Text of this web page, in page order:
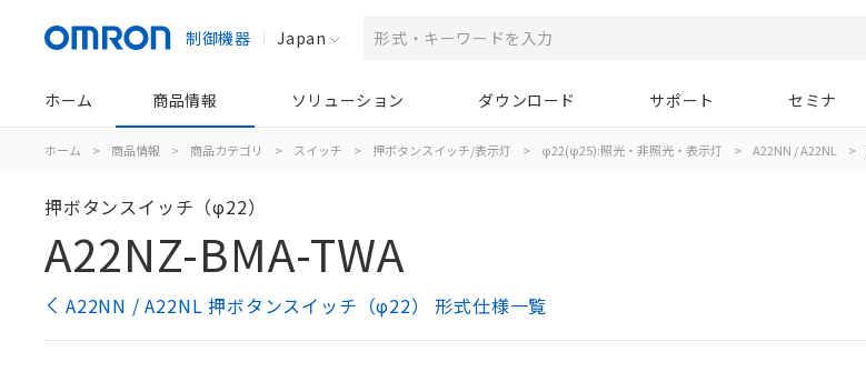
制御機器 Japan
ホーム 商品情報 ソリューション ダウンロード サポート セミナ
ホーム > 商品情報 > 商品カテゴリ > スイッチ > 押ボタンスイッチ/表示灯 > φ22(φ25):照光・非照光・表示灯 > A22NN / A22NL >
押ボタンスイッチ（φ22）
A22NZ-BMA-TWA
A22NN / A22NL 押ボタンスイッチ（φ22） 形式仕様一覧